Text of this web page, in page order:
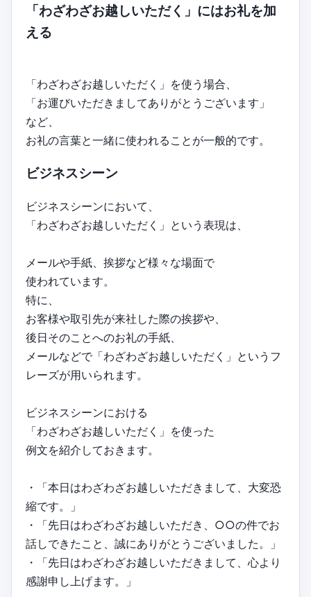
「わざわざお越しいただく」にはお礼を加
える
「わざわざお越しいただく」を使う場合、
「お運びいただきましてありがとうございます」
など、
お礼の言葉と一緒に使われることが一般的です。
ビジネスシーン
ビジネスシーンにおいて、
「わざわざお越しいただく」という表現は、
メールや手紙、挨拶など様々な場面で
使われています。
特に、
お客様や取引先が来社した際の挨拶や、
後日そのことへのお礼の手紙、
メールなどで「わざわざお越しいただく」というフ
レーズが用いられます。
ビジネスシーンにおける
「わざわざお越しいただく」を使った
例文を紹介しておきます。
・「本日はわざわざお越しいただきまして、大変恐
縮です。」
・「先日はわざわざお越しいただき、○○の件でお
話しできたこと、誠にありがとうございました。」
・「先日はわざわざお越しいただきまして、心より
感謝申し上げます。」